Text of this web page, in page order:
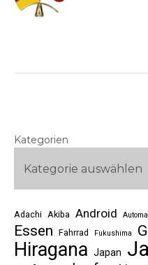
Kategorien
Adachi Akiba Android
Essen Fahrrad Fukushima
Hiragana Japan